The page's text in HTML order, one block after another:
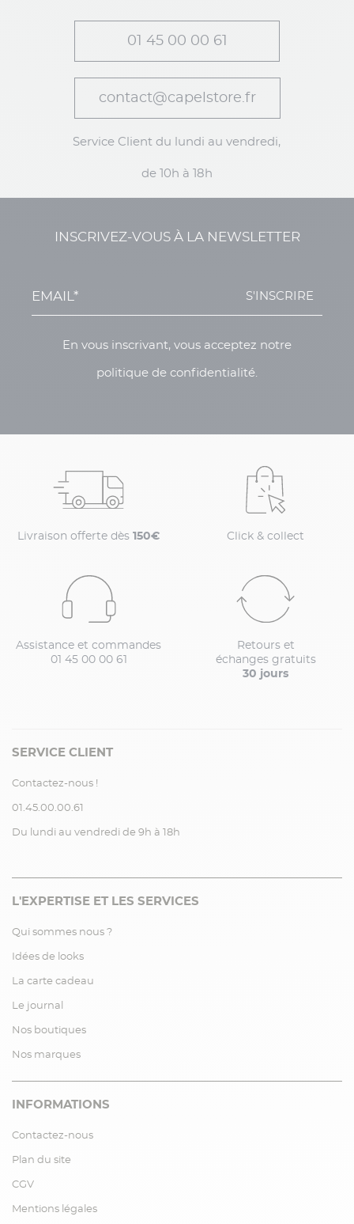
01 45 00 00 61
contact@capelstore.fr
Service Client du lundi au vendredi,
de 10h à 18h
INSCRIVEZ-VOUS À LA NEWSLETTER
S'INSCRIRE
En vous inscrivant, vous acceptez notre
politique de confidentialité.
Livraison offerte dès 150€ Click & collect
Assistance et commandes
01 45 00 00 61
Retours et
échanges gratuits
30 jours
SERVICE CLIENT
Contactez-nous !
01.45.00.00.61
Du lundi au vendredi de 9h à 18h
L'EXPERTISE ET LES SERVICES
Qui sommes nous ?
Idées de looks
La carte cadeau
Le journal
Nos boutiques
Nos marques
INFORMATIONS
Contactez-nous
Plan du site
CGV
Mentions légales